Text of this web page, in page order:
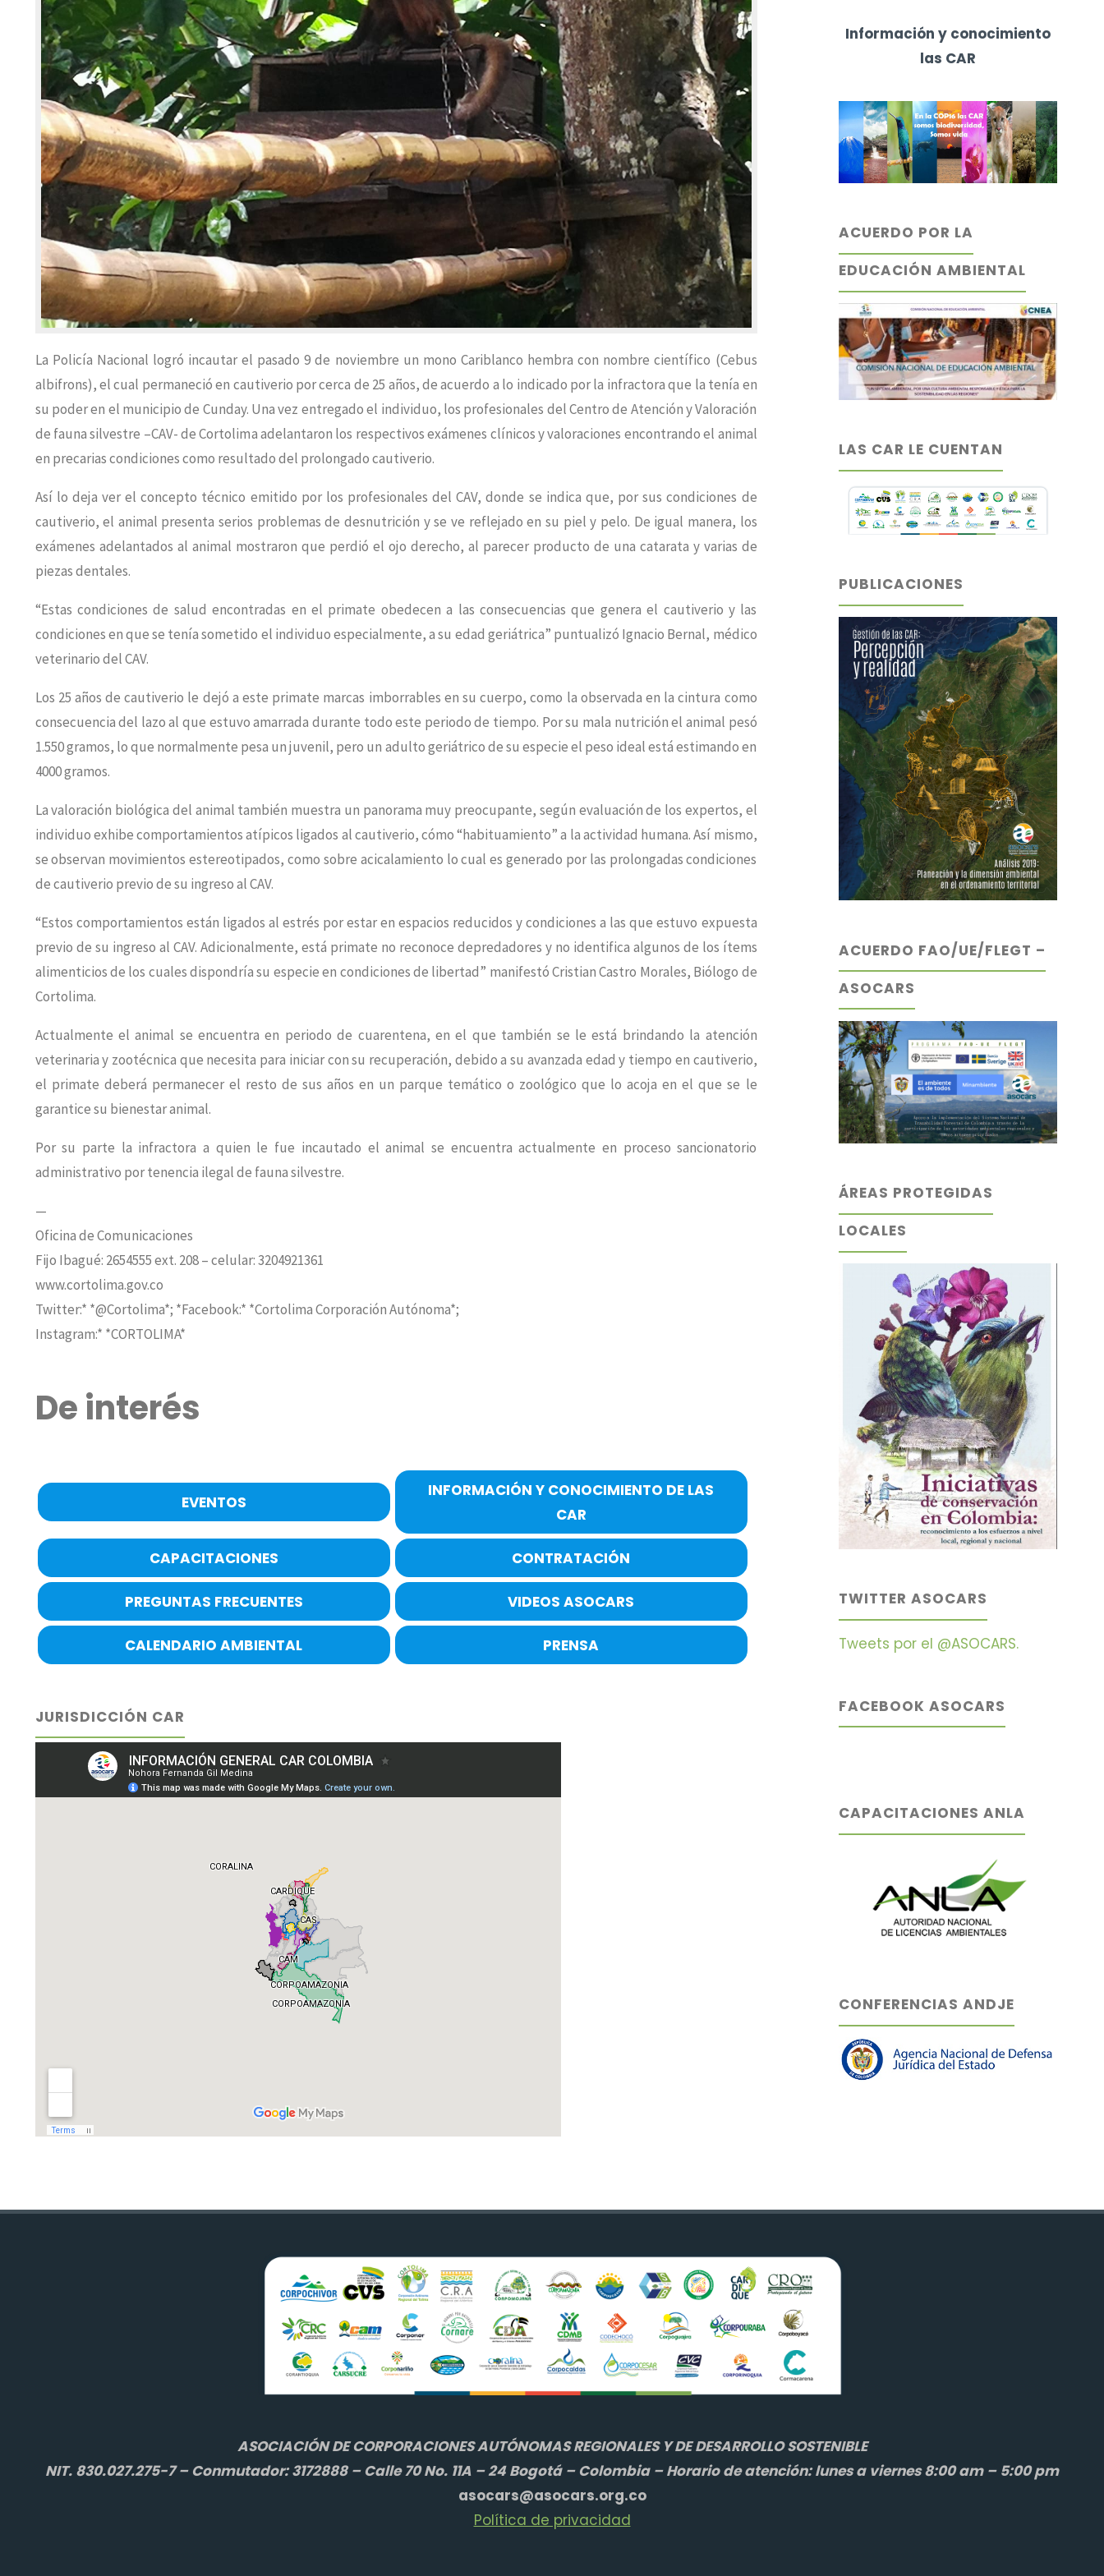
La Policía Nacional logró incautar el pasado 9 de noviembre un mono Cariblanco hembra con nombre científico (Cebus
albifrons), el cual permaneció en cautiverio por cerca de 25 años, de acuerdo a lo indicado por la infractora que la tenía en
su poder en el municipio de Cunday. Una vez entregado el individuo, los profesionales del Centro de Atención y Valoración
de fauna silvestre –CAV- de Cortolima adelantaron los respectivos exámenes clínicos y valoraciones encontrando el animal
en precarias condiciones como resultado del prolongado cautiverio.
Así lo deja ver el concepto técnico emitido por los profesionales del CAV, donde se indica que, por sus condiciones de
cautiverio, el animal presenta serios problemas de desnutrición y se ve reflejado en su piel y pelo. De igual manera, los
exámenes adelantados al animal mostraron que perdió el ojo derecho, al parecer producto de una catarata y varias de
piezas dentales.
“Estas condiciones de salud encontradas en el primate obedecen a las consecuencias que genera el cautiverio y las
condiciones en que se tenía sometido el individuo especialmente, a su edad geriátrica” puntualizó Ignacio Bernal, médico
veterinario del CAV.
Los 25 años de cautiverio le dejó a este primate marcas imborrables en su cuerpo, como la observada en la cintura como
consecuencia del lazo al que estuvo amarrada durante todo este periodo de tiempo. Por su mala nutrición el animal pesó
1.550 gramos, lo que normalmente pesa un juvenil, pero un adulto geriátrico de su especie el peso ideal está estimando en
4000 gramos.
La valoración biológica del animal también muestra un panorama muy preocupante, según evaluación de los expertos, el
individuo exhibe comportamientos atípicos ligados al cautiverio, cómo “habituamiento” a la actividad humana. Así mismo,
se observan movimientos estereotipados, como sobre acicalamiento lo cual es generado por las prolongadas condiciones
de cautiverio previo de su ingreso al CAV.
“Estos comportamientos están ligados al estrés por estar en espacios reducidos y condiciones a las que estuvo expuesta
previo de su ingreso al CAV. Adicionalmente, está primate no reconoce depredadores y no identifica algunos de los ítems
alimenticios de los cuales dispondría su especie en condiciones de libertad” manifestó Cristian Castro Morales, Biólogo de
Cortolima.
Actualmente el animal se encuentra en periodo de cuarentena, en el que también se le está brindando la atención
veterinaria y zootécnica que necesita para iniciar con su recuperación, debido a su avanzada edad y tiempo en cautiverio,
el primate deberá permanecer el resto de sus años en un parque temático o zoológico que lo acoja en el que se le
garantice su bienestar animal.
Por su parte la infractora a quien le fue incautado el animal se encuentra actualmente en proceso sancionatorio
administrativo por tenencia ilegal de fauna silvestre.
—
Oficina de Comunicaciones
Fijo Ibagué: 2654555 ext. 208 – celular: 3204921361
www.cortolima.gov.co
Twitter:* *@Cortolima*; *Facebook:* *Cortolima Corporación Autónoma*;
Instagram:* *CORTOLIMA*
De interés
EVENTOS
INFORMACIÓN Y CONOCIMIENTO DE LAS
CAR
CAPACITACIONES CONTRATACIÓN
PREGUNTAS FRECUENTES VIDEOS ASOCARS
CALENDARIO AMBIENTAL PRENSA
JURISDICCIÓN CAR
Información y conocimiento
las CAR
ACUERDO POR LA
EDUCACIÓN AMBIENTAL
LAS CAR LE CUENTAN
PUBLICACIONES
ACUERDO FAO/UE/FLEGT –
ASOCARS
ÁREAS PROTEGIDAS
LOCALES
TWITTER ASOCARS
Tweets por el @ASOCARS.
FACEBOOK ASOCARS
CAPACITACIONES ANLA
CONFERENCIAS ANDJE
ASOCIACIÓN DE CORPORACIONES AUTÓNOMAS REGIONALES Y DE DESARROLLO SOSTENIBLE
NIT. 830.027.275-7 – Conmutador: 3172888 – Calle 70 No. 11A – 24 Bogotá – Colombia – Horario de atención: lunes a viernes 8:00 am – 5:00 pm
asocars@asocars.org.co
Política de privacidad